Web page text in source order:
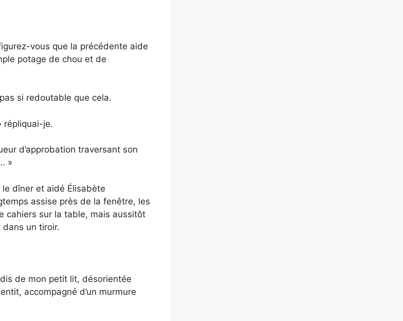
vous que la précédente aide
potage de chou et de
si redoutable que cela.
répliquai-je.
d’approbation traversant son
»
le dîner et aidé Élisabète
assise près de la fenêtre, les
cahiers sur la table, mais aussitôt
dans un tiroir.
de mon petit lit, désorientée
accompagné d’un murmure